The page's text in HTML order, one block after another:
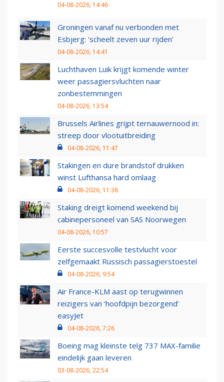
04-08-2026, 14:46
Groningen vanaf nu verbonden met
Esbjerg: 'scheelt zeven uur rijden'
04-08-2026, 14:41
Luchthaven Luik krijgt komende winter
weer passagiersvluchten naar
zonbestemmingen
04-08-2026, 13:54
Brussels Airlines grijpt ternauwernood in:
streep door vlootuitbreiding
04-08-2026, 11:47
Stakingen en dure brandstof drukken
winst Lufthansa hard omlaag
04-08-2026, 11:38
Staking dreigt komend weekend bij
cabinepersoneel van SAS Noorwegen
04-08-2026, 10:57
Eerste succesvolle testvlucht voor
zelfgemaakt Russisch passagierstoestel
04-08-2026, 9:54
Air France-KLM aast op terugwinnen
reizigers van ‘hoofdpijn bezorgend’
easyJet
04-08-2026, 7:26
Boeing mag kleinste telg 737 MAX-familie
eindelijk gaan leveren
03-08-2026, 22:54